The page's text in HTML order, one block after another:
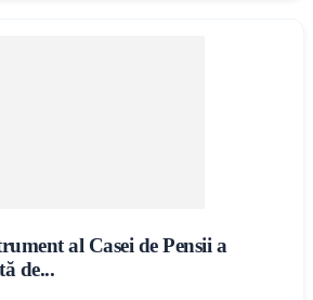
al Casei de Pensii a
de...